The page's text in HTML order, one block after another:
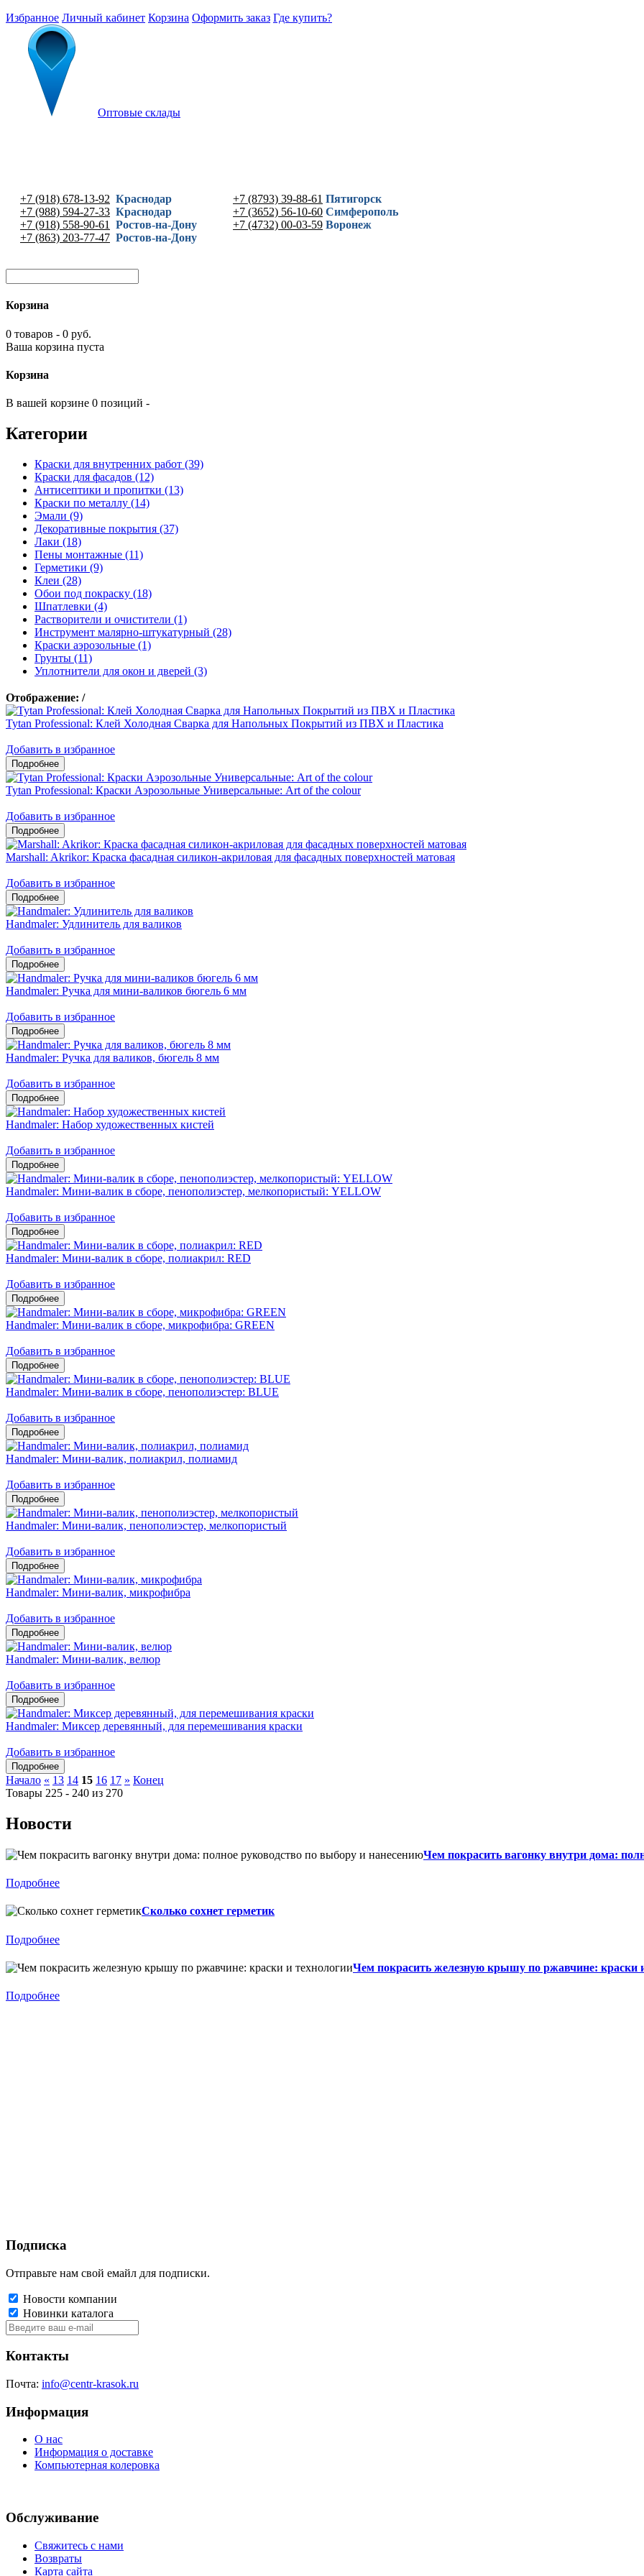
Избранное Личный кабинет Корзина Оформить заказ Где купить?
Оптовые склады
+7 (918) 678-13-92 Краснодар
+7 (988) 594-27-33 Краснодар
+7 (918) 558-90-61
Ростов-на-Дону
+7 (863) 203-77-47 Ростов-на-Дону
+7 (8793) 39-88-61 Пятигорск
+7 (3652) 56-10-60 Симферополь
+7 (4732) 00-03-59 Воронеж
Корзина
0 товаров - 0 руб.
Ваша корзина пуста
Корзина
В вашей корзине 0 позиций -
Категории
Краски для внутренних работ (39)
Краски для фасадов (12)
Антисептики и пропитки (13)
Краски по металлу (14)
Эмали (9)
Декоративные покрытия (37)
Лаки (18)
Пены монтажные (11)
Герметики (9)
Клеи (28)
Обои под покраску (18)
Шпатлевки (4)
Растворители и очистители (1)
Инструмент малярно-штукатурный (28)
Краски аэрозольные (1)
Грунты (11)
Уплотнители для окон и дверей (3)
Отображение: /
Tytan Professional: Клей Холодная Сварка для Напольных Покрытий из ПВХ и Пластика
Добавить в избранное
Tytan Professional: Краски Аэрозольные Универсальные: Art of the colour
Добавить в избранное
Marshall: Akrikor: Краска фасадная силикон-акриловая для фасадных поверхностей матовая
Добавить в избранное
Handmaler: Удлинитель для валиков
Добавить в избранное
Handmaler: Ручка для мини-валиков бюгель 6 мм
Добавить в избранное
Handmaler: Ручка для валиков, бюгель 8 мм
Добавить в избранное
Handmaler: Набор художественных кистей
Добавить в избранное
Handmaler: Мини-валик в сборе, пенополиэстер, мелкопористый: YELLOW
Добавить в избранное
Handmaler: Мини-валик в сборе, полиакрил: RED
Добавить в избранное
Handmaler: Мини-валик в сборе, микрофибра: GREEN
Добавить в избранное
Handmaler: Мини-валик в сборе, пенополиэстер: BLUE
Добавить в избранное
Handmaler: Мини-валик, полиакрил, полиамид
Добавить в избранное
Handmaler: Мини-валик, пенополиэстер, мелкопористый
Добавить в избранное
Handmaler: Мини-валик, микрофибра
Добавить в избранное
Handmaler: Мини-валик, велюр
Добавить в избранное
Handmaler: Миксер деревянный, для перемешивания краски
Добавить в избранное
Начало « 13 14 15 16 17 » Конец
Товары 225 - 240 из 270
Новости
Чем покрасить вагонку внутри дома:
Подробнее
Сколько сохнет герметик
Подробнее
Чем покрасить железную крышу по ржавчине: краски
Подробнее
Подписка
Отправьте нам свой емайл для подписки.
Новости компании
Новинки каталога
Контакты
Почта: info@centr-krasok.ru
Информация
О нас
Информация о доставке
Компьютерная колеровка
Обслуживание
Свяжитесь с нами
Возвраты
Карта сайта